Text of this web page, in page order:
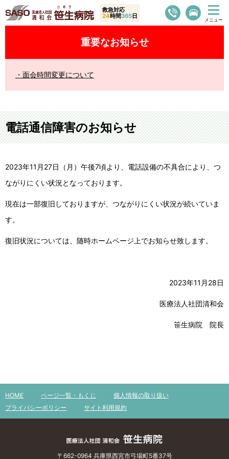
救急対応
24時間365日
重要なお知らせ
面会時間変更について
電話通信障害のお知らせ
2023年11月27日（月）午後7頃より、電話設備の不具合により、つ
ながりにくい状況となっております。
現在は一部復旧しておりますが、つながりにくい状況が続いていま
す。
復旧状況については、随時ホームページ上でお知らせ致します。
2023年11月28日
医療法人社団清和会
笹生病院 院長
HOME ページ一覧・もくじ
個人情報の取り扱い
プライバシーポリシー
サイト利用規約
〒662-0964 兵庫県西宮市弓場町5番37号